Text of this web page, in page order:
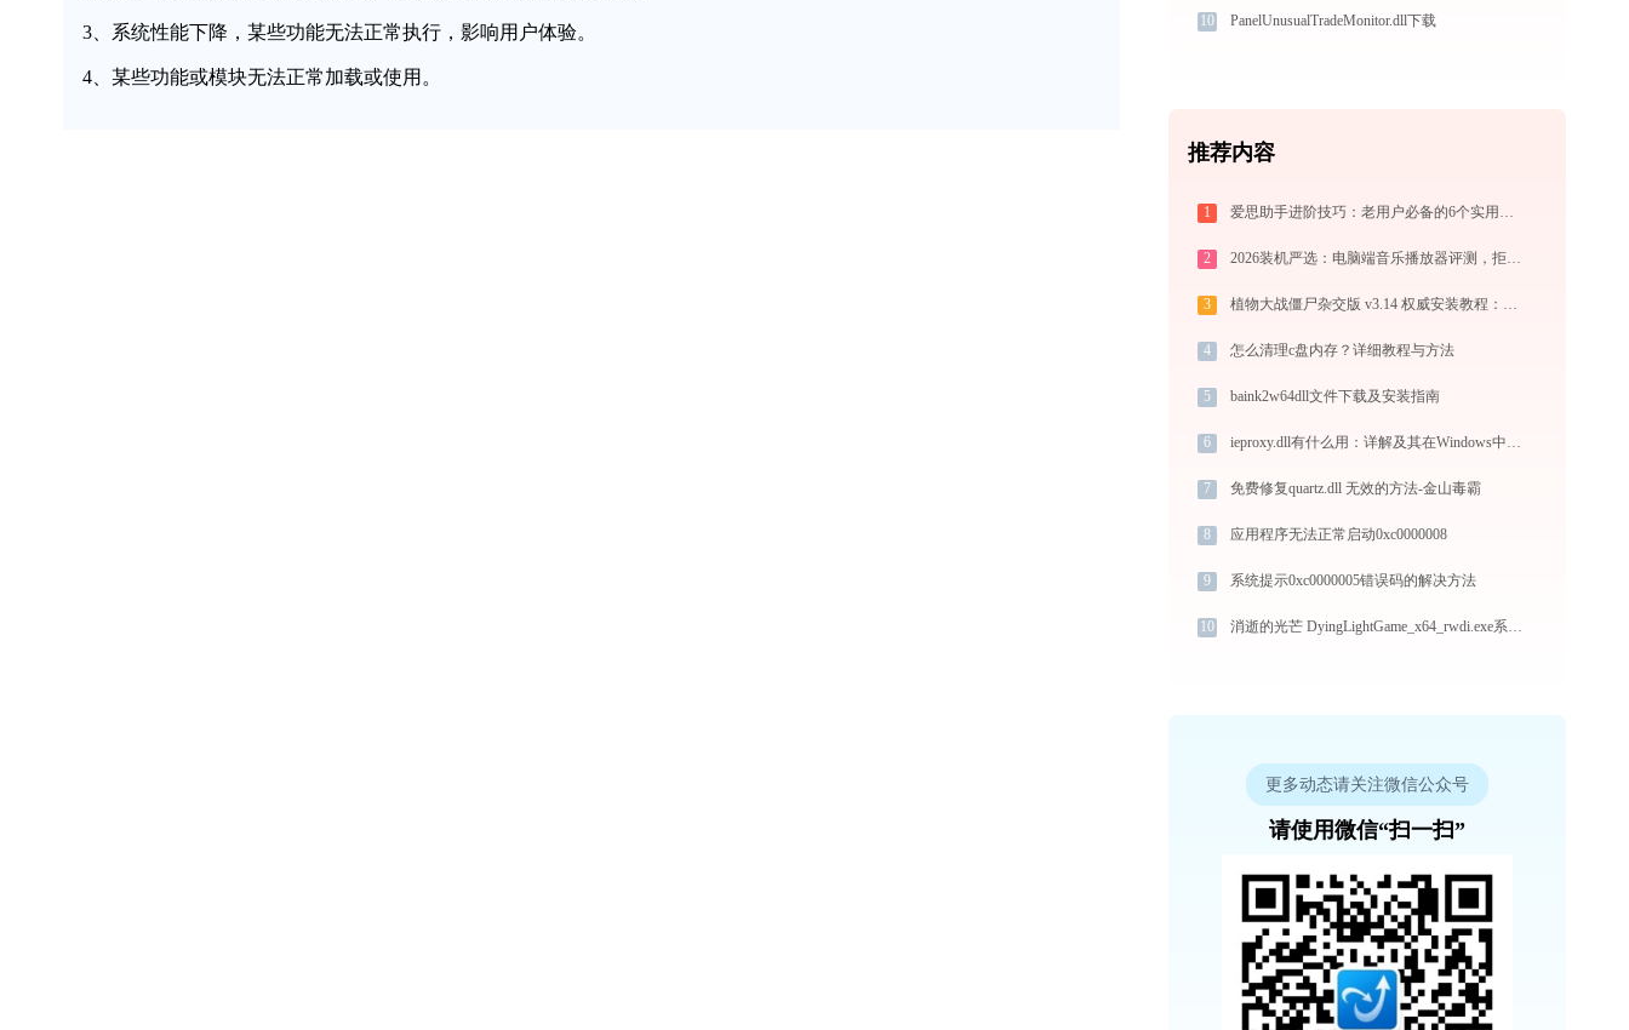
3、系统性能下降，某些功能无法正常执行，影响用户体验。
4、某些功能或模块无法正常加载或使用。
10 PanelUnusualTradeMonitor.dll下载
推荐内容
1 爱思助手进阶技巧：老用户必备的6个实用方法
2 2026装机严选：电脑端音乐播放器评测，拒绝流氓捆绑，还原极致无损心流音质
3 植物大战僵尸杂交版 v3.14 权威安装教程：PC端下载+白屏闪退完美解决
4 怎么清理c盘内存？详细教程与方法
5 baink2w64dll文件下载及安装指南
6 ieproxy.dll有什么用：详解及其在Windows中的角色
7 免费修复quartz.dll 无效的方法-金山毒霸
8 应用程序无法正常启动0xc0000008
9 系统提示0xc0000005错误码的解决方法
10 消逝的光芒 DyingLightGame_x64_rwdi.exe系统错误vcruntime140_1.dll丢失如何解决
更多动态请关注微信公众号
请使用微信“扫一扫”